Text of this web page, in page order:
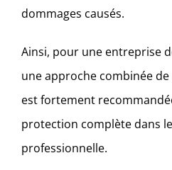
dommages causés.
Ainsi, pour une entreprise
une approche combinée
est fortement
protection complète dans
professionnelle.